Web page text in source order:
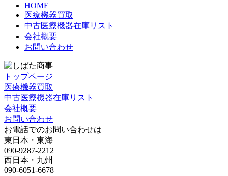
HOME
医療機器買取
中古医療機器在庫リスト
会社概要
お問い合わせ
トップページ
医療機器買取
中古医療機器在庫リスト
会社概要
お問い合わせ
お電話でのお問い合わせは
東日本・東海
090-9287-2212
西日本・九州
090-6051-6678